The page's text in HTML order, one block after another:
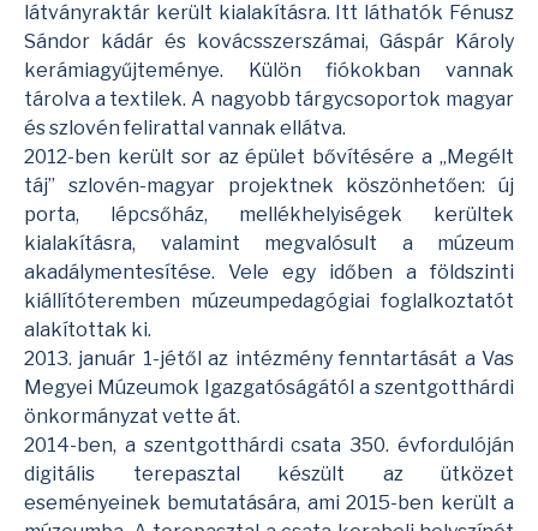
látványraktár került kialakításra. Itt láthatók Fénusz
Sándor kádár és kovácsszerszámai, Gáspár Károly
kerámiagyűjteménye. Külön fiókokban vannak
tárolva a textilek. A nagyobb tárgycsoportok magyar
és szlovén felirattal vannak ellátva.
2012-ben került sor az épület bővítésére a „Megélt
táj” szlovén-magyar projektnek köszönhetően: új
porta, lépcsőház, mellékhelyiségek kerültek
kialakításra, valamint megvalósult a múzeum
akadálymentesítése. Vele egy időben a földszinti
kiállítóteremben múzeumpedagógiai foglalkoztatót
alakítottak ki.
2013. január 1-jétől az intézmény fenntartását a Vas
Megyei Múzeumok Igazgatóságától a szentgotthárdi
önkormányzat vette át.
2014-ben, a szentgotthárdi csata 350. évfordulóján
digitális terepasztal készült az ütközet
eseményeinek bemutatására, ami 2015-ben került a